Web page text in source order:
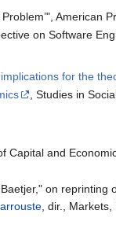
American
on Software
for the
, Studies in
Capital and
on
, dir., Markets,